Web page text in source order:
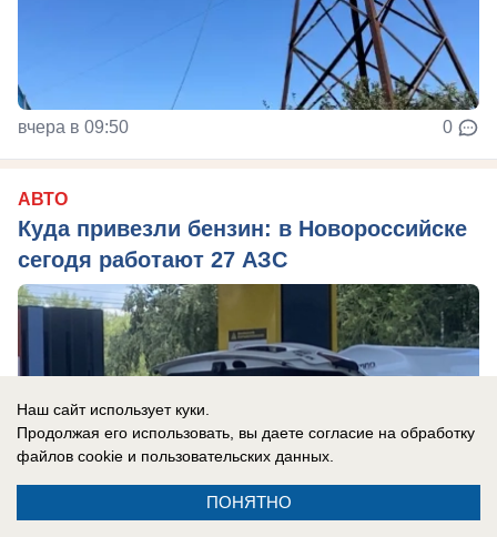
вчера в 09:50 0
АВТО
Куда привезли бензин: в Новороссийске
сегодя работают 27 АЗС
Наш сайт использует куки.
Продолжая его использовать, вы даете согласие на обработку
файлов cookie и пользовательских данных.
ПОНЯТНО